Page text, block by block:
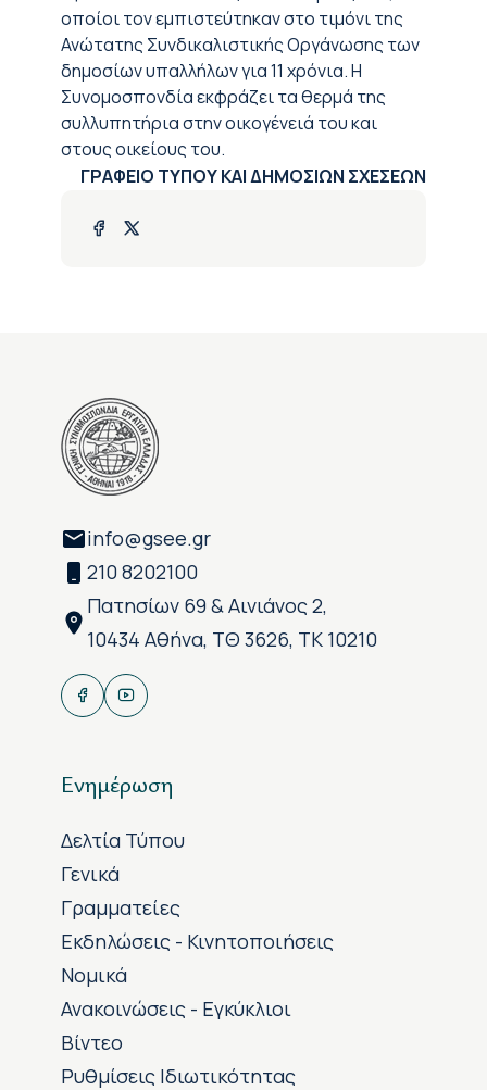
οποίοι τον εμπιστεύτηκαν στο τιμόνι της
Ανώτατης Συνδικαλιστικής Οργάνωσης των
δημοσίων υπαλλήλων για 11 χρόνια. Η
Συνομοσπονδία εκφράζει τα θερμά της
συλλυπητήρια στην οικογένειά του και
στους οικείους του.
ΓΡΑΦΕΙΟ ΤΥΠΟΥ ΚΑΙ ΔΗΜΟΣΙΩΝ ΣΧΕΣΕΩΝ
info@gsee.gr
210 8202100
Πατησίων 69 & Αινιάνος 2,
10434 Αθήνα, ΤΘ 3626, ΤΚ 10210
Ενημέρωση
Δελτία Τύπου
Γενικά
Γραμματείες
Εκδηλώσεις - Κινητοποιήσεις
Νομικά
Ανακοινώσεις - Εγκύκλιοι
Βίντεο
Ρυθμίσεις Ιδιωτικότητας